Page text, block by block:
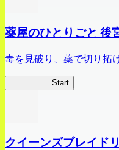
薬屋のひとりごと 後
毒を見破り、薬で切り拓
Start
クイーンズブレイド